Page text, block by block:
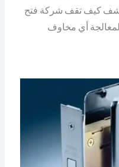
كيف تقف شركة فتح
لمعالجة أي مخاوف